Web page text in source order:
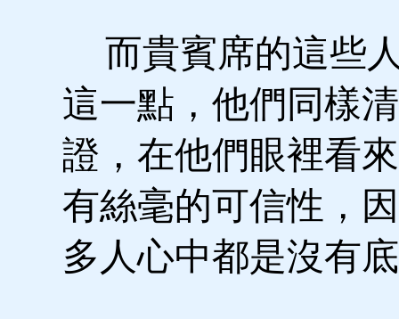
而貴賓席的這些
這一點，他們同樣
證，在他們眼裡看
有絲毫的可信性，
多人心中都是沒有